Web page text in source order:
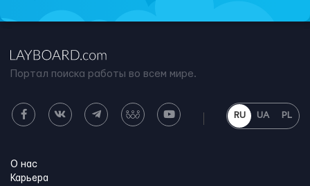
Портал поиска работы во всем мире.
RU UA PL
О нас
Карьера